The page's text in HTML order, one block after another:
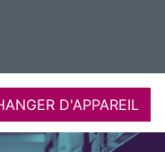
D'APPAREIL